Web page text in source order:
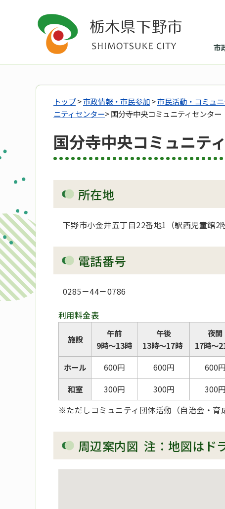
市
トップ>市政情報・市民参加>市民活動・コミュニ
ニティセンター> 国分寺中央コミュニティセンター
国分寺中央コミュニテ
所在地
下野市小金井五丁目22番地1（駅西児童館2
電話番号
0285－44－0786
利用料金表
施設
午前
9時～13時
午後
13時～17時
夜間
17時～
ホール
600円 600円 600円
和室
300円 300円 300円
※ただしコミュニティ団体活動（自治会・育
周辺案内図 注：地図はド